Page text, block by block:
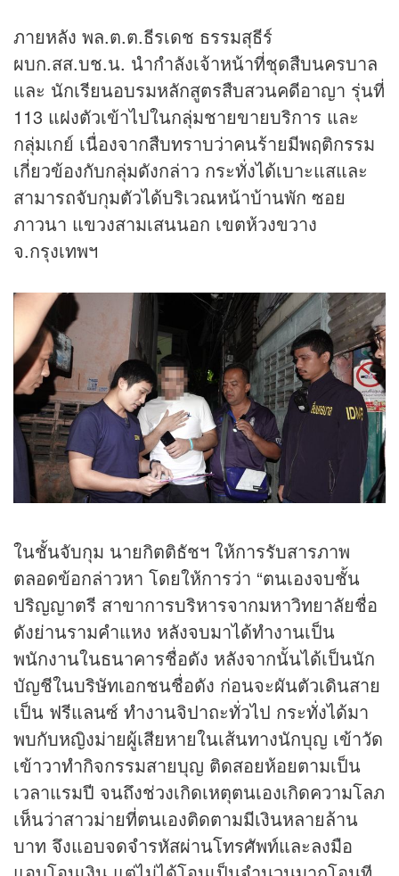
ภายหลัง พล.ต.ต.ธีรเดช ธรรมสุธีร์
ผบก.สส.บช.น. นำกำลังเจ้าหน้าที่ชุดสืบนครบาล
และ นักเรียนอบรมหลักสูตรสืบสวนคดีอาญา รุ่นที่
113 แฝงตัวเข้าไปในกลุ่มชายขายบริการ และ
กลุ่มเกย์ เนื่องจากสืบทราบว่าคนร้ายมีพฤติกรรม
เกี่ยวข้องกับกลุ่มดังกล่าว กระทั่งได้เบาะแสและ
สามารถจับกุมตัวได้บริเวณหน้าบ้านพัก ซอย
ภาวนา แขวงสามเสนนอก เขตห้วงขวาง
จ.กรุงเทพฯ
ในชั้นจับกุม นายกิตติธัชฯ ให้การรับสารภาพ
ตลอดข้อกล่าวหา โดยให้การว่า “ตนเองจบชั้น
ปริญญาตรี สาขาการบริหารจากมหาวิทยาลัยชื่อ
ดังย่านรามคำแหง หลังจบมาได้ทำงานเป็น
พนักงานในธนาคารชื่อดัง หลังจากนั้นได้เป็นนัก
บัญชีในบริษัทเอกชนชื่อดัง ก่อนจะผันตัวเดินสาย
เป็น ฟรีแลนซ์ ทำงานจิปาถะทั่วไป กระทั่งได้มา
พบกับหญิงม่ายผู้เสียหายในเส้นทางนักบุญ เข้าวัด
เข้าวาทำกิจกรรมสายบุญ ติดสอยห้อยตามเป็น
เวลาแรมปี จนถึงช่วงเกิดเหตุตนเองเกิดความโลภ
เห็นว่าสาวม่ายที่ตนเองติดตามมีเงินหลายล้าน
บาท จึงแอบจดจำรหัสผ่านโทรศัพท์และลงมือ